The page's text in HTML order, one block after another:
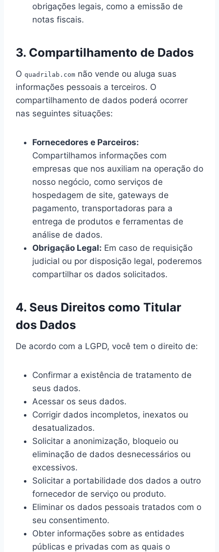
obrigações legais, como a emissão de
notas fiscais.
3. Compartilhamento de Dados
O quadrilab.com não vende ou aluga suas
informações pessoais a terceiros. O
compartilhamento de dados poderá ocorrer
nas seguintes situações:
Fornecedores e Parceiros:
Compartilhamos informações com
empresas que nos auxiliam na operação do
nosso negócio, como serviços de
hospedagem de site, gateways de
pagamento, transportadoras para a
entrega de produtos e ferramentas de
análise de dados.
Obrigação Legal: Em caso de requisição
judicial ou por disposição legal, poderemos
compartilhar os dados solicitados.
4. Seus Direitos como Titular
dos Dados
De acordo com a LGPD, você tem o direito de:
Confirmar a existência de tratamento de
seus dados.
Acessar os seus dados.
Corrigir dados incompletos, inexatos ou
desatualizados.
Solicitar a anonimização, bloqueio ou
eliminação de dados desnecessários ou
excessivos.
Solicitar a portabilidade dos dados a outro
fornecedor de serviço ou produto.
Eliminar os dados pessoais tratados com o
seu consentimento.
Obter informações sobre as entidades
públicas e privadas com as quais o